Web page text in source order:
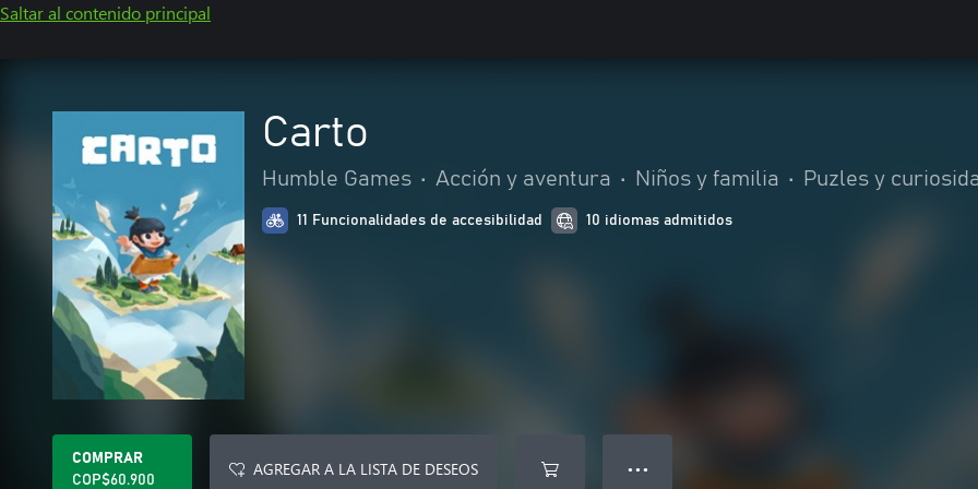
Saltar al contenido principal
Carto
Humble Games • Acción y aventura • Niños y familia • Puzles y
11 Funcionalidades de accesibilidad 10 idiomas admitidos
COMPRAR
COP$60.900
AGREGAR A LA LISTA DE DESEOS ● ● ●